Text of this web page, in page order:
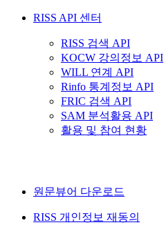
RISS API 센터
RISS 검색 API
KOCW 강의정보 API
WILL 연계 API
Rinfo 통계정보 API
FRIC 검색 API
SAM 분석활용 API
활용 및 참여 현황
원문뷰어 다운로드
RISS 개인정보 재동의